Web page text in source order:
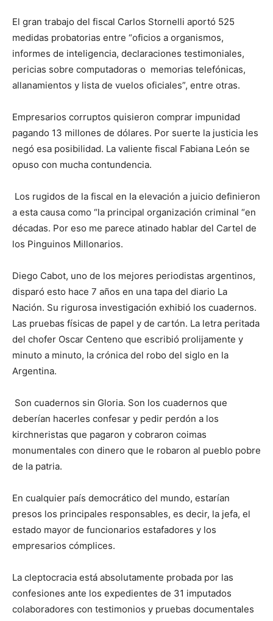
El gran trabajo del fiscal Carlos Stornelli aportó 525
medidas probatorias entre “oficios a organismos,
informes de inteligencia, declaraciones testimoniales,
pericias sobre computadoras o memorias telefónicas,
allanamientos y lista de vuelos oficiales”, entre otras.
Empresarios corruptos quisieron comprar impunidad
pagando 13 millones de dólares. Por suerte la justicia les
negó esa posibilidad. La valiente fiscal Fabiana León se
opuso con mucha contundencia.
Los rugidos de la fiscal en la elevación a juicio definieron
a esta causa como “la principal organización criminal “en
décadas. Por eso me parece atinado hablar del Cartel de
los Pinguinos Millonarios.
Diego Cabot, uno de los mejores periodistas argentinos,
disparó esto hace 7 años en una tapa del diario La
Nación. Su rigurosa investigación exhibió los cuadernos.
Las pruebas físicas de papel y de cartón. La letra peritada
del chofer Oscar Centeno que escribió prolijamente y
minuto a minuto, la crónica del robo del siglo en la
Argentina.
Son cuadernos sin Gloria. Son los cuadernos que
deberían hacerles confesar y pedir perdón a los
kirchneristas que pagaron y cobraron coimas
monumentales con dinero que le robaron al pueblo pobre
de la patria.
En cualquier país democrático del mundo, estarían
presos los principales responsables, es decir, la jefa, el
estado mayor de funcionarios estafadores y los
empresarios cómplices.
La cleptocracia está absolutamente probada por las
confesiones ante los expedientes de 31 imputados
colaboradores con testimonios y pruebas documentales